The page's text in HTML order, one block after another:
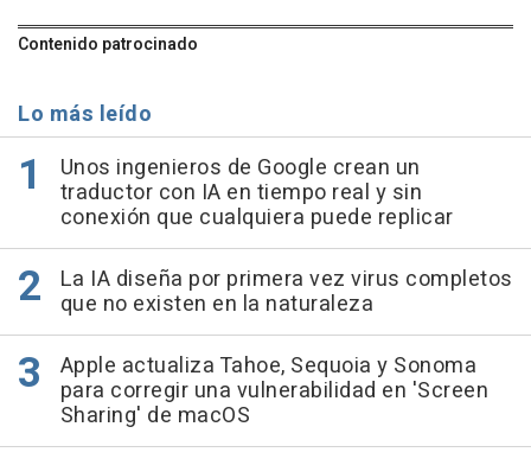
Contenido patrocinado
Lo más leído
Unos ingenieros de Google crean un
traductor con IA en tiempo real y sin
conexión que cualquiera puede replicar
La IA diseña por primera vez virus completos
que no existen en la naturaleza
Apple actualiza Tahoe, Sequoia y Sonoma
para corregir una vulnerabilidad en 'Screen
Sharing' de macOS